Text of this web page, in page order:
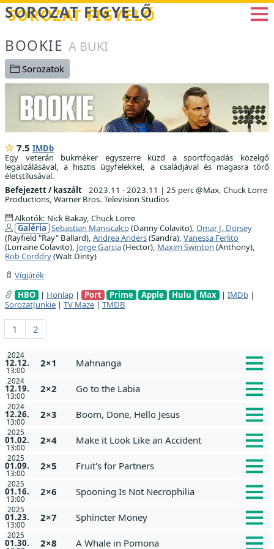
Betöltés...
SOROZAT FIGYELŐ
BOOKIE A BUKI
Sorozatok
7.5 IMDb
Egy veterán bukméker egyszerre küzd a sportfogadás közelgő
legalizálásával, a hisztis ügyfelekkel, a családjával és magasra törő
életstílusával.
Befejezett / kaszált
2023.11 - 2023.11 | 25 perc @Max, Chuck Lorre
Productions, Warner Bros. Television Studios
Alkotók: Nick Bakay, Chuck Lorre
Galéria Sebastian Maniscalco(Danny Colavito), Omar J. Dorsey
(Rayfield "Ray" Ballard), Andrea Anders(Sandra), Vanessa Ferlito
(Lorraine Colavito), Jorge Garcia(Hector), Maxim Swinton (Anthony),
Rob Corddry(Walt Dinty)
Vígjáték
HBO
| Honlap | Port Prime Apple Hulu Max | IMDb |
SorozatJunkie | TV Maze | TMDB
1 2
2024
12.12.
13:00
2×1 Mahnanga
2024
12.19.
13:00
2×2 Go to the Labia
2024
12.26.
13:00
2×3 Boom, Done, Hello Jesus
2025
01.02.
13:00
2×4 Make it Look Like an Accident
2025
01.09.
13:00
2×5 Fruit's for Partners
2025
01.16.
13:00
2×6 Spooning Is Not Necrophilia
2025
01.23.
13:00
2×7 Sphincter Money
2025
01.30. 2×8 A Whale in Pomona